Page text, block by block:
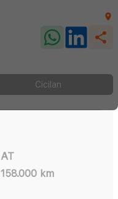
Cicilan
AT
158.000 km